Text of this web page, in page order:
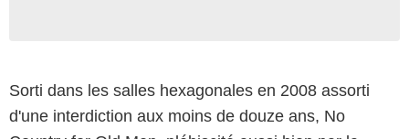
Sorti dans les salles hexagonales en 2008 assorti
d'une interdiction aux moins de douze ans, No